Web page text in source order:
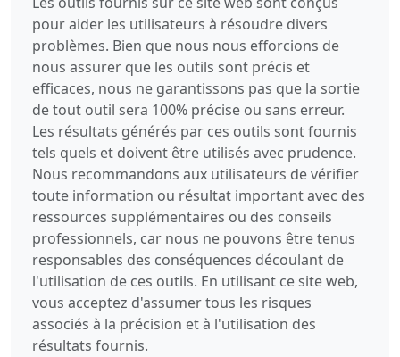
pour aider les utilisateurs à résoudre divers
problèmes. Bien que nous nous efforcions de
nous assurer que les outils sont précis et
efficaces, nous ne garantissons pas que la sortie
de tout outil sera 100% précise ou sans erreur.
Les résultats générés par ces outils sont fournis
tels quels et doivent être utilisés avec prudence.
Nous recommandons aux utilisateurs de vérifier
toute information ou résultat important avec des
ressources supplémentaires ou des conseils
professionnels, car nous ne pouvons être tenus
responsables des conséquences découlant de
l'utilisation de ces outils. En utilisant ce site web,
vous acceptez d'assumer tous les risques
associés à la précision et à l'utilisation des
résultats fournis.